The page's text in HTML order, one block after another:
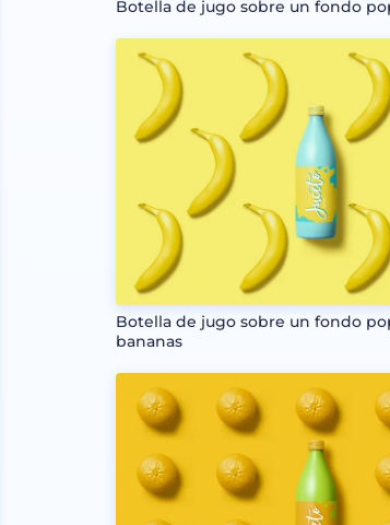
Botella de jugo sobre un fondo
Botella de jugo sobre un fondo
bananas